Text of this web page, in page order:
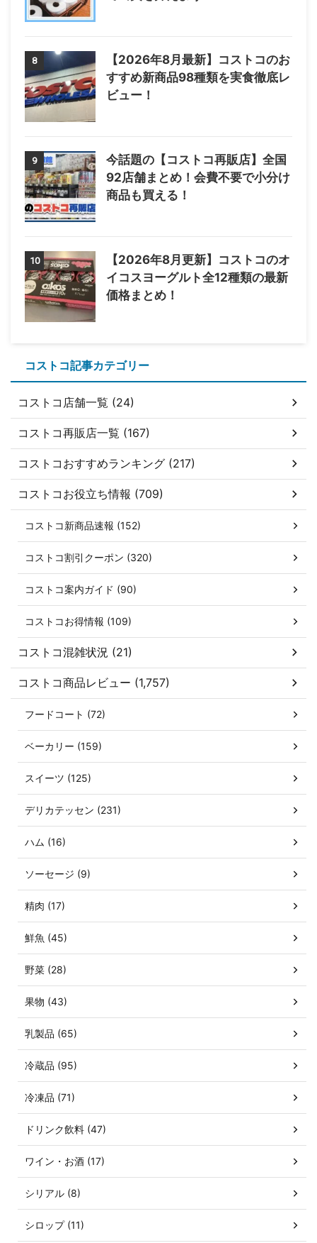
8
【2026年8月最新】コストコのお
すすめ新商品98種類を実食徹底レ
ビュー！
9
今話題の【コストコ再販店】全国
92店舗まとめ！会費不要で小分け
商品も買える！
10
【2026年8月更新】コストコのオ
イコスヨーグルト全12種類の最新
価格まとめ！
コストコ記事カテゴリー
コストコ店舗一覧 (24)
コストコ再販店一覧 (167)
コストコおすすめランキング (217)
コストコお役立ち情報 (709)
コストコ新商品速報 (152)
コストコ割引クーポン (320)
コストコ案内ガイド (90)
コストコお得情報 (109)
コストコ混雑状況 (21)
コストコ商品レビュー (1,757)
フードコート (72)
ベーカリー (159)
スイーツ (125)
デリカテッセン (231)
ハム (16)
ソーセージ (9)
精肉 (17)
鮮魚 (45)
野菜 (28)
果物 (43)
乳製品 (65)
冷蔵品 (95)
冷凍品 (71)
ドリンク飲料 (47)
ワイン・お酒 (17)
シリアル (8)
シロップ (11)